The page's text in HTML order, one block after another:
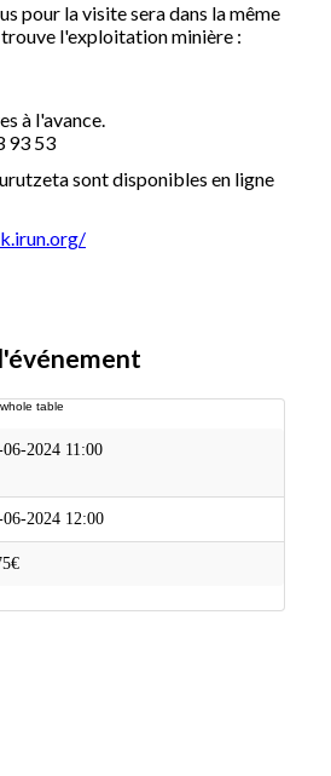
pour la visite sera dans la même
trouve l'exploitation minière :
à l'avance.
93 53
sont disponibles en ligne
06-2024 11:00
06-2024 12:00